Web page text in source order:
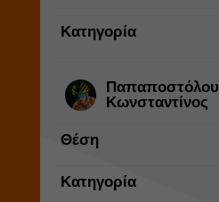
Κατηγορία
Παπαποστόλου
Κωνσταντίνος
Θέση
Κατηγορία